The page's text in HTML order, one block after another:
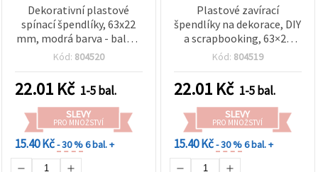
Dekorativní plastové
spínací špendlíky, 63x22
mm, modrá barva - balení
4 ks
Kód: 804520
22.01 Kč 1-5 bal.
SLEVY
PRO MNOŽSTVÍ
15.40 Kč- 30 %6 bal. +
Plastové zavírací
špendlíky na dekorace, DIY
a scrapbooking, 63×22
mm, růžová, balení 4 ks
Kód: 804519
22.01 Kč 1-5 bal.
SLEVY
PRO MNOŽSTVÍ
15.40 Kč- 30 %6 bal. +